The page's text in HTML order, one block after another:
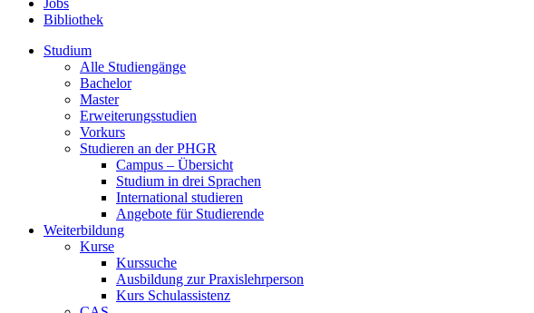
Jobs
Bibliothek
Studium
Alle Studiengänge
Bachelor
Master
Erweiterungsstudien
Vorkurs
Studieren an der PHGR
Campus – Übersicht
Studium in drei Sprachen
International studieren
Angebote für Studierende
Weiterbildung
Kurse
Kurssuche
Ausbildung zur Praxislehrperson
Kurs Schulassistenz